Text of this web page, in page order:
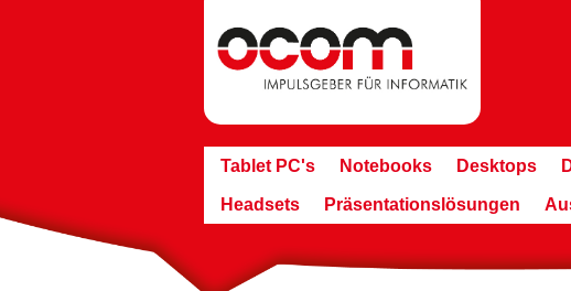
Tablet PC's Notebooks Desktops
Headsets Präsentationslösungen